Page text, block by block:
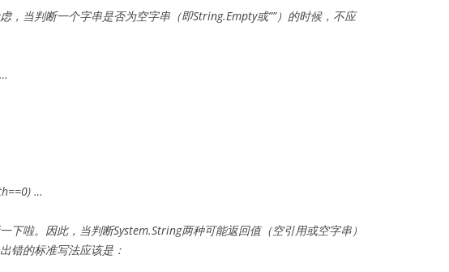
，当判断一个字串是否为空字串（即String.Empty或””）的时候，不应
…
下啦。因此，当判断System.String两种可能返回值（空引用或空字串）
错的标准写法应该是：